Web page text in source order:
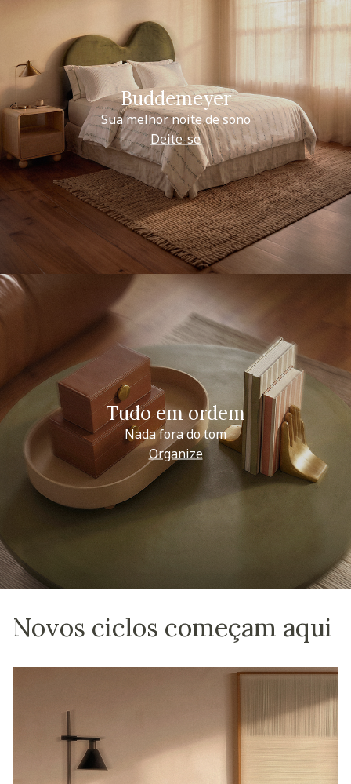
Buddemeyer
Sua melhor noite de sono
Deite-se
Tudo em ordem
Nada fora do tom
Organize
Novos ciclos começam aqui